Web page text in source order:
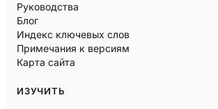
Руководства
Блог
Индекс ключевых слов
Примечания к версиям
Карта сайта
ИЗУЧИТЬ